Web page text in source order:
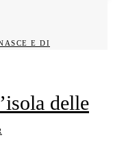
E DI
delle